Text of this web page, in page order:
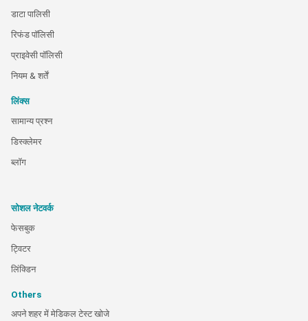
डाटा पालिसी
रिफंड पॉलिसी
प्राइवेसी पॉलिसी
नियम & शर्तें
लिंक्स
सामान्य प्रश्न
डिस्क्लेमर
ब्लॉग
सोशल नेटवर्क
फेसबुक
ट्विटर
लिंक्डिन
Others
अपने शहर में मेडिकल टेस्ट खोजे